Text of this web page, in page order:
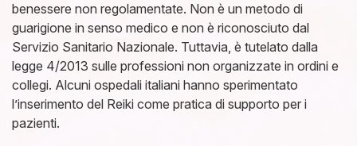
benessere non regolamentate. Non è un metodo di
guarigione in senso medico e non è riconosciuto dal
Servizio Sanitario Nazionale. Tuttavia, è tutelato dalla
legge 4/2013 sulle professioni non organizzate in ordini e
collegi. Alcuni ospedali italiani hanno sperimentato
l’inserimento del Reiki come pratica di supporto per i
pazienti.